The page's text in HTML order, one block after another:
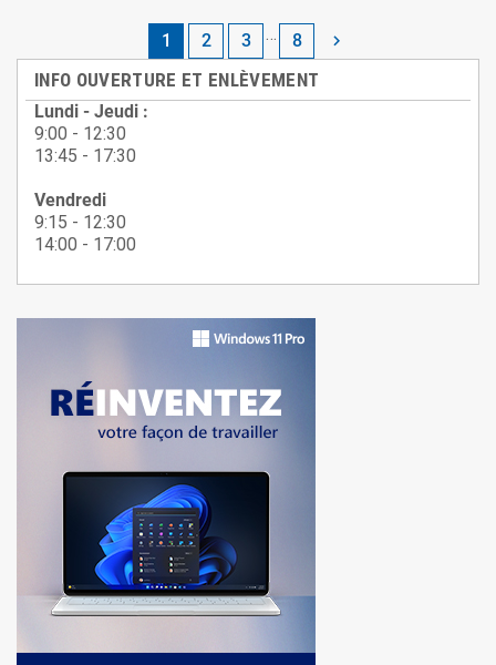
INFO OUVERTURE ET ENLÈVEMENT
Lundi - Jeudi :
9:00 - 12:30
13:45 - 17:30
Vendredi
9:15 - 12:30
14:00 - 17:00
1 2 3 … 8 